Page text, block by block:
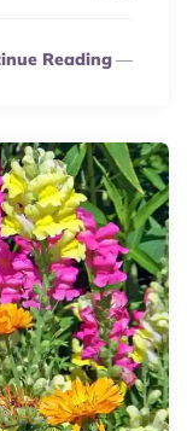
Reading